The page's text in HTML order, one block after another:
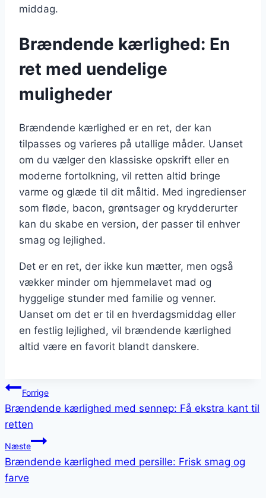
middag.
Brændende kærlighed: En
ret med uendelige
muligheder
Brændende kærlighed er en ret, der kan
tilpasses og varieres på utallige måder. Uanset
om du vælger den klassiske opskrift eller en
moderne fortolkning, vil retten altid bringe
varme og glæde til dit måltid. Med ingredienser
som fløde, bacon, grøntsager og krydderurter
kan du skabe en version, der passer til enhver
smag og lejlighed.
Det er en ret, der ikke kun mætter, men også
vækker minder om hjemmelavet mad og
hyggelige stunder med familie og venner.
Uanset om det er til en hverdagsmiddag eller
en festlig lejlighed, vil brændende kærlighed
altid være en favorit blandt danskere.
Indlægsnavigation
Forrige
Brændende kærlighed med sennep: Få ekstra kant til
retten
Næste
Brændende kærlighed med persille: Frisk smag og
farve